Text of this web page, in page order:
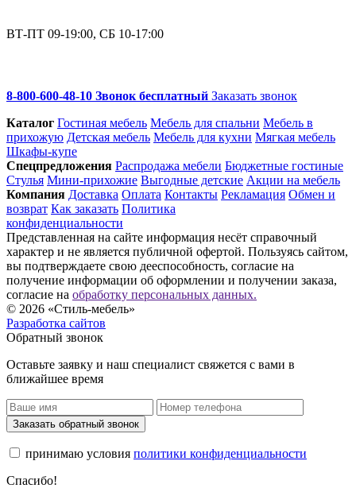
ВТ-ПТ 09-19:00, СБ 10-17:00
8-800-600-48-10 Звонок бесплатный Заказать звонок
Каталог Гостиная мебель Мебель для спальни Мебель в
прихожую Детская мебель Мебель для кухни Мягкая мебель
Шкафы-купе
Спец­предложения Распродажа мебели Бюджетные гостиные
Стулья Мини-прихожие Выгодные детские Акции на мебель
Компания Доставка Оплата Контакты Рекламация Обмен и
возврат Как заказать Политика
конфиденциальности
Представленная на сайте информация несёт справочный
характер и не является публичной офертой. Пользуясь сайтом,
вы подтверждаете свою дееспособность, согласие на
получение информации об оформлении и получении заказа,
согласие на обработку персональных данных.
© 2026 «Стиль-мебель»
Разработка сайтов
Обратный звонок
Оставьте заявку и наш специалист свяжется с вами в
ближайшее время
Заказать обратный звонок
принимаю условия политики конфиденциальности
Спасибо!